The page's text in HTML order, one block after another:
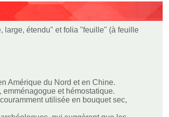
large, étendu" et folia "feuille" (à feuille
Amérique du Nord et en Chine.
et hémostatique.
utilisée en bouquet sec,